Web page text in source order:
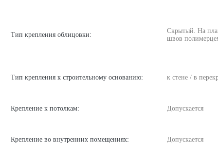
Тип крепления облицовки:
Скрытый. На
швов
Тип крепления к строительному основанию: к стене / в
Крепление к потолкам: Допускается
Крепление во внутренних помещениях: Допускается